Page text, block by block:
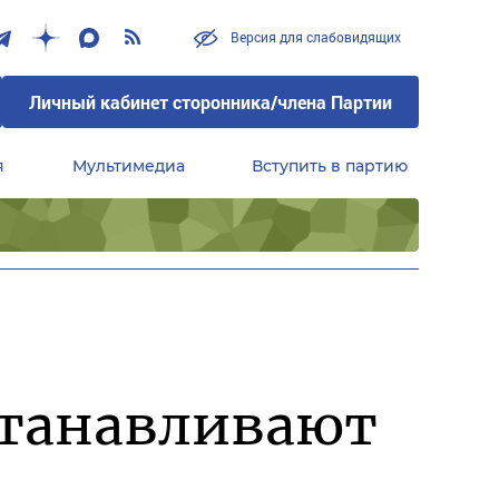
Версия для слабовидящих
Личный кабинет сторонника/члена Партии
Мультимедиа Вступить в партию